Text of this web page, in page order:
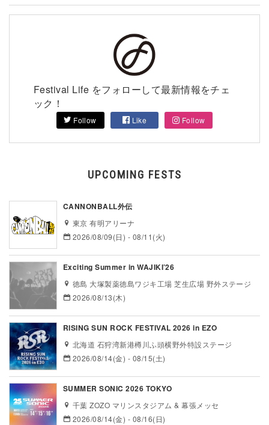
Festival Life をフォローして最新情報をチェ
ック！
Follow Like Follow
UPCOMING FESTS
CANNONBALL外伝
東京 有明アリーナ
2026/08/09(日) - 08/11(火)
Exciting Summer in WAJIKI’26
徳島 大塚製薬徳島ワジキ工場 芝生広場 野外ステージ
2026/08/13(木)
RISING SUN ROCK FESTIVAL 2026 in EZO
北海道 石狩湾新港樽川ふ頭横野外特設ステージ
2026/08/14(金) - 08/15(土)
SUMMER SONIC 2026 TOKYO
千葉 ZOZO マリンスタジアム & 幕張メッセ
2026/08/14(金) - 08/16(日)